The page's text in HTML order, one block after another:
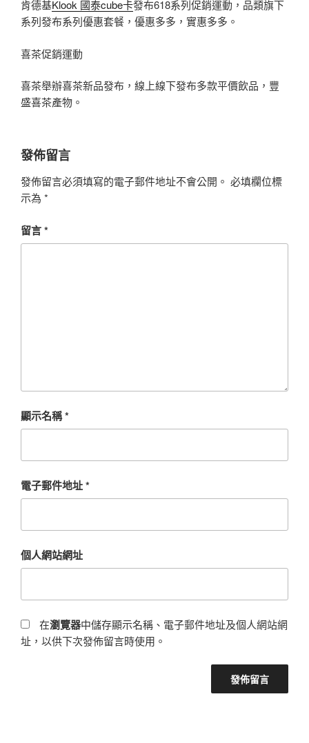
肯德基Klook 國泰cube卡發布618系列促銷運動，品類旗下
系列發布系列優惠套餐，優惠多多，實惠多多。
喜茶促銷運動
喜茶舉辦喜茶新品發布，線上線下發布多款平價飲品，豐
盛喜茶產物。
發佈留言
發佈留言必須填寫的電子郵件地址不會公開。 必填欄位標
示為 *
留言*
顯示名稱*
電子郵件地址*
個人網站網址
在瀏覽器中儲存顯示名稱、電子郵件地址及個人網站網
址，以供下次發佈留言時使用。